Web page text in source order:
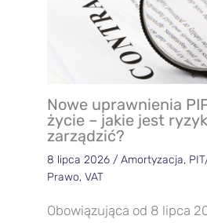
Nowe uprawnienia
życie – jakie jest
zarządzić?
8 lipca 2026 / Amortyzacja,
Prawo, VAT
Obowiązująca od 8 lipca